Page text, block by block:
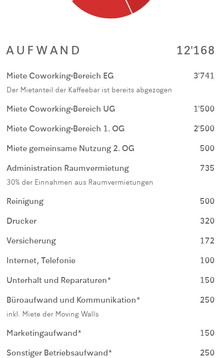
AUFWAND 12'168
Miete Coworking-Bereich EG 3'741
Der Mietanteil der Kaffeebar ist bereits abgezogen
Miete Coworking-Bereich UG 1'500
Miete Coworking-Bereich 1. OG 2'500
Miete gemeinsame Nutzung 2. OG 500
Administration Raumvermietung 735
30% der Einnahmen aus Raumvermietungen
Reinigung 500
Drucker 320
Versicherung 172
Internet, Telefonie 100
Unterhalt und Reparaturen* 150
Büroaufwand und Kommunikation* 250
inkl. Miete der Moving Walls
Marketingaufwand* 150
Sonstiger Betriebsaufwand* 250